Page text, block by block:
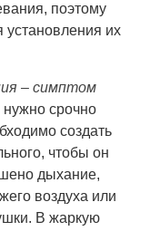
поэтому
установления их
– симптом
нужно срочно
создать
чтобы он
дыхание,
воздуха или
В жаркую